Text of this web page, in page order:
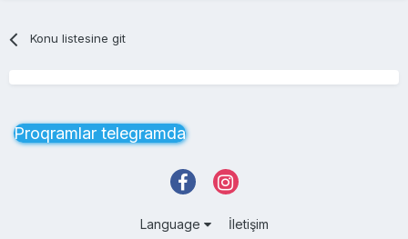
Konu listesine git
Proqramlar telegramda
Language İletişim